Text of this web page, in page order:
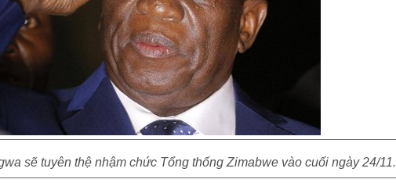
sẽ tuyên thệ nhậm chức Tổng thống Zimabwe vào cuối ngày 24/11.